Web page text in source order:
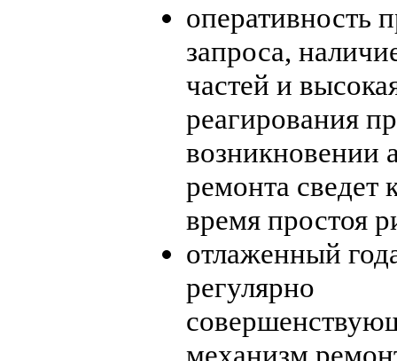
оперативность
запроса,
частей и
реагирования
возникновении
ремонта
время простоя
отлаженный
регулярно